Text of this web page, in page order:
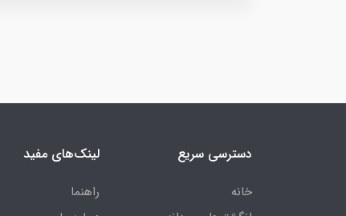
دسترسی سریع
خانه
لینک‌های مفید
راهنما